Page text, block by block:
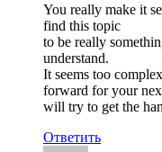
You really make it
find this topic
to be really
understand.
It seems too
forward for your
will try to get the
Ответить